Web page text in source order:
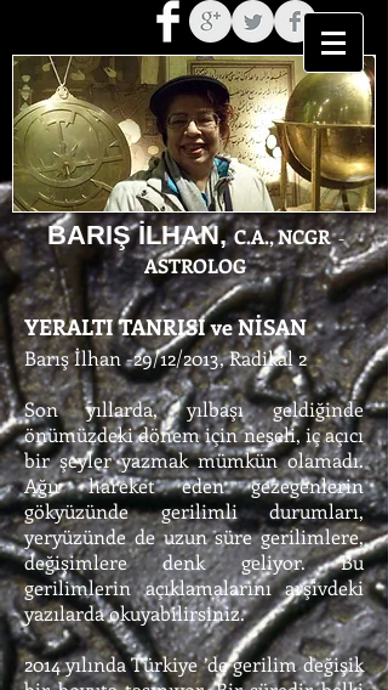
BARIŞ İLHAN,C.A., NCGR -
ASTROLOG
YERALTI TANRISI ve NİSAN
Barış İlhan -29/12/2013, Radikal 2
Son yıllarda, yılbaşı geldiğinde
önümüzdeki dönem için neşeli, iç açıcı
bir şeyler yazmak mümkün olamadı.
Ağır hareket eden gezegenlerin
gökyüzünde gerilimli durumları,
yeryüzünde de uzun süre gerilimlere,
değişimlere denk geliyor. Bu
gerilimlerin açıklamalarını arşivdeki
yazılarda okuyabilirsiniz.
2014 yılında Türkiye ’de gerilim değişik